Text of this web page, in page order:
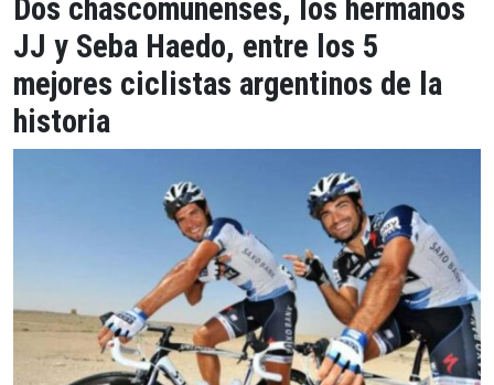
Dos chascomunenses, los hermanos
JJ y Seba Haedo, entre los 5
mejores ciclistas argentinos de la
historia